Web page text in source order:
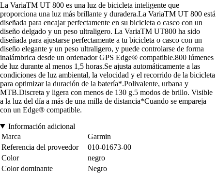
La VariaTM UT 800 es una luz de bicicleta inteligente que
proporciona una luz más brillante y duradera.La VariaTM UT 800 está
diseñada para encajar perfectamente en su bicicleta o casco con un
diseño delgado y un peso ultraligero. La VariaTM UT800 ha sido
diseñada para ajustarse perfectamente a tu bicicleta o casco con un
diseño elegante y un peso ultraligero, y puede controlarse de forma
inalámbrica desde un ordenador GPS Edge® compatible.800 lúmenes
de luz durante al menos 1,5 horas.Se ajusta automáticamente a las
condiciones de luz ambiental, la velocidad y el recorrido de la bicicleta
para optimizar la duración de la batería*.Polivalente, urbana y
MTB.Discreta y ligera con menos de 130 g.5 modos de brillo. Visible
a la luz del día a más de una milla de distancia*Cuando se empareja
con un Edge® compatible.
Información adicional
Marca
Garmin
Referencia del proveedor
010-01673-00
Color
negro
Color dominante
Negro